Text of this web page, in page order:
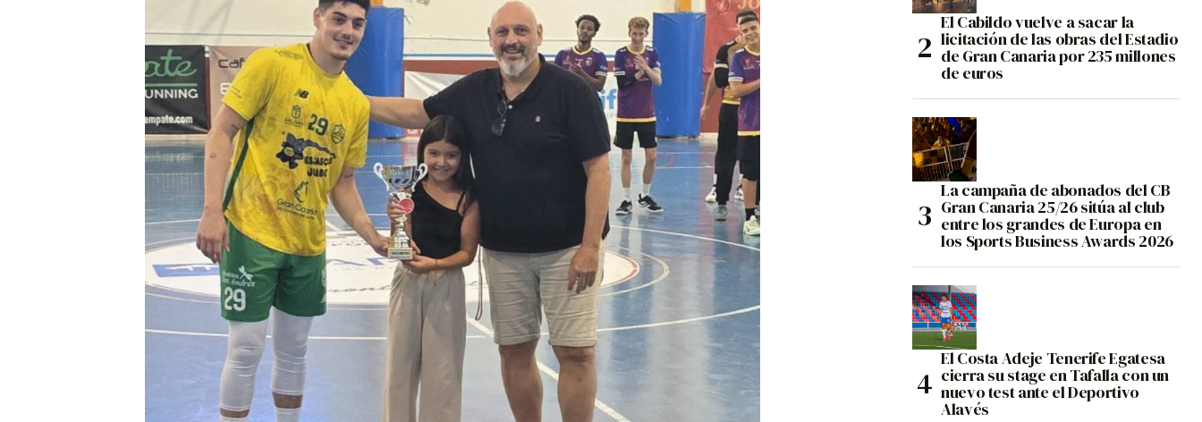
El Cabildo vuelve a sacar la
licitación de las obras del Estadio
de Gran Canaria por 235 millones
de euros
La campaña de abonados del CB
Gran Canaria 25/26 sitúa al club
entre los grandes de Europa en
los Sports Business Awards 2026
El Costa Adeje Tenerife Egatesa
cierra su stage en Tafalla con un
nuevo test ante el Deportivo
Alavés